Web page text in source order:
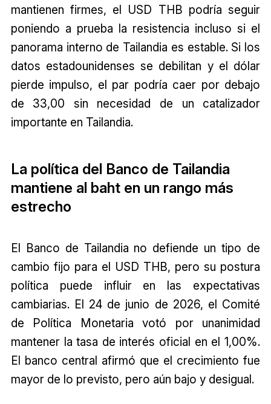
mantienen firmes, el USD THB podría seguir
poniendo a prueba la resistencia incluso si el
panorama interno de Tailandia es estable. Si los
datos estadounidenses se debilitan y el dólar
pierde impulso, el par podría caer por debajo
de 33,00 sin necesidad de un catalizador
importante en Tailandia.
La política del Banco de Tailandia
mantiene al baht en un rango más
estrecho
El Banco de Tailandia no defiende un tipo de
cambio fijo para el USD THB, pero su postura
política puede influir en las expectativas
cambiarias. El 24 de junio de 2026, el Comité
de Política Monetaria votó por unanimidad
mantener la tasa de interés oficial en el 1,00%.
El banco central afirmó que el crecimiento fue
mayor de lo previsto, pero aún bajo y desigual.